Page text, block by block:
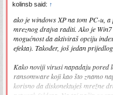
kolinsb said: ↑
ako je windows XP na tom PC-u,
mreznog drajva raditi. Ako je
mogućnost da aktiviraš opciju
efekta). Također, još jedan
Kako noviji virusi napadaju pored
ransomware koji kao što znamo
korisno da diskonektuješ mrežne